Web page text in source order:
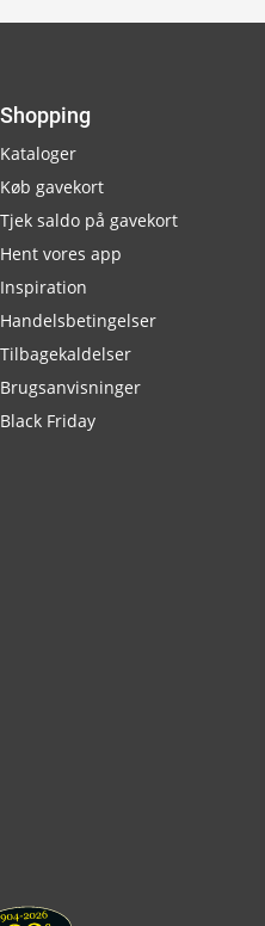
Shopping
Kataloger
Køb gavekort
Tjek saldo på gavekort
Hent vores app
Inspiration
Handelsbetingelser
Tilbagekaldelser
Brugsanvisninger
Black Friday